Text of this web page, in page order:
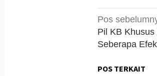
Navigasi
pos
Pos
Pil KB
Seberapa
POS TERKAIT